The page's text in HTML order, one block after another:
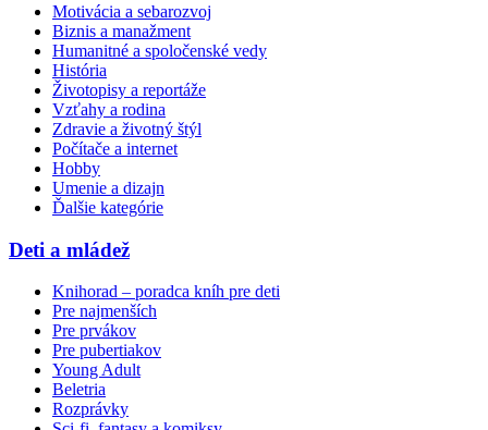
Motivácia a sebarozvoj
Biznis a manažment
Humanitné a spoločenské vedy
História
Životopisy a reportáže
Vzťahy a rodina
Zdravie a životný štýl
Počítače a internet
Hobby
Umenie a dizajn
Ďalšie kategórie
Deti a mládež
Knihorad – poradca kníh pre deti
Pre najmenších
Pre prvákov
Pre pubertiakov
Young Adult
Beletria
Rozprávky